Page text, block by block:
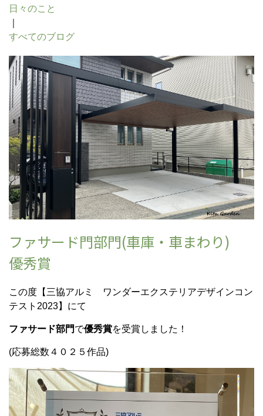
日々のこと
すべてのブログ
ファサード門部門(車庫・車まわり)
優秀賞
この度【三協アルミ ワンダーエクステリアデザインコン
テスト2023】にて
ファサード部門で優秀賞を受賞しました！
(応募総数４０２５作品)